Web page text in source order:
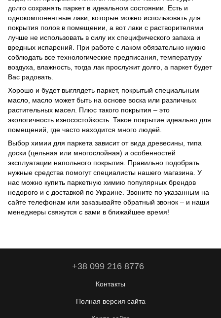
долго сохранять паркет в идеальном состоянии. Есть и
однокомпонентные лаки, которые можно использовать для
покрытия полов в помещении, а вот лаки с растворителями
лучше не использовать в силу их специфического запаха и
вредных испарений. При работе с лаком обязательно нужно
соблюдать все технологические предписания, температуру
воздуха, влажность, тогда лак прослужит долго, а паркет будет
Вас радовать.
Хорошо и будет выглядеть паркет, покрытый специальным
масло, масло может быть на основе воска или различных
растительных масел. Плюс такого покрытия – это
экологичность износостойкость. Такое покрытие идеально для
помещений, где часто находится много людей.
Выбор химии для паркета зависит от вида древесины, типа
доски (цельная или многослойная) и особенностей
эксплуатации напольного покрытия. Правильно подобрать
нужные средства помогут специалисты нашего магазина. У
нас можно купить паркетную химию популярных брендов
недорого и с доставкой по Украине. Звоните по указанным на
сайте телефонам или заказывайте обратный звонок – и наши
менеджеры свяжутся с вами в ближайшее время!
+38 099 216 8776
Контакты
Полная версия сайта